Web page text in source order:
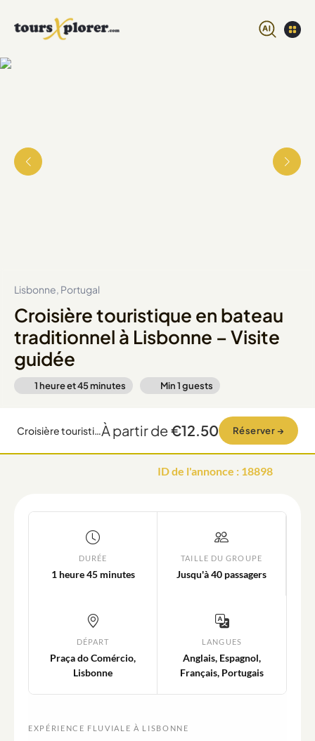
Lisbonne, Portugal
Croisière touristique en bateau
traditionnel à Lisbonne – Visite
guidée
1 heure et 45 minutes Min1guests
Croisière touristique en bateau traditionnel à Lisbonne – Visite guidéeÀ partir de€12.50 Réserver →
ID de l'annonce : 18898
DURÉE
1 heure 45 minutes
TAILLE DU GROUPE
Jusqu'à 40 passagers
DÉPART
Praça do Comércio,
Lisbonne
LANGUES
Anglais, Espagnol,
Français, Portugais
EXPÉRIENCE FLUVIALE À LISBONNE